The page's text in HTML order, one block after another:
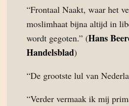
“Frontaal Naakt, waar het
moslimhaat bijna altijd in
wordt gegoten.” (Hans
Handelsblad)
“De grootste lul van
“Verder vermaak ik mij